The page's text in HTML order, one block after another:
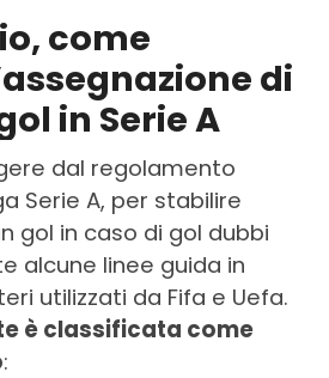
come
di
in Serie A
dal regolamento
Serie A, per stabilire
gol in caso di gol dubbi
alcune linee guida in
utilizzati da Fifa e Uefa.
è classificata come
: